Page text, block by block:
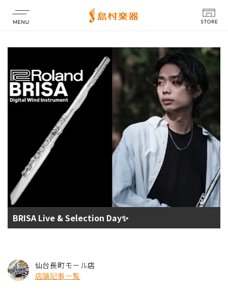
店舗情報
BRISA Live & Selection Day✨
仙台長町モール店
店舗記事一覧